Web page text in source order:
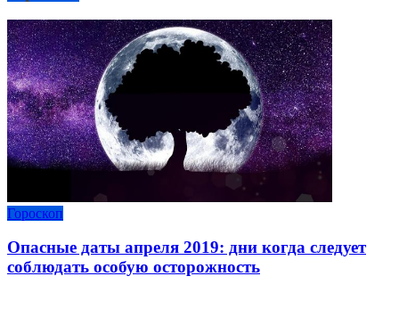
Гороскоп
Опасные даты апреля 2019: дни когда следует
соблюдать особую осторожность